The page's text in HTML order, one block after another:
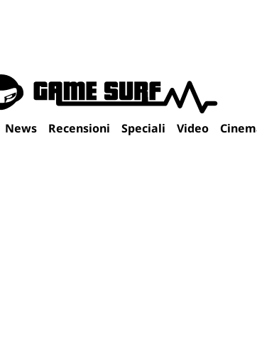
News Recensioni Speciali Video